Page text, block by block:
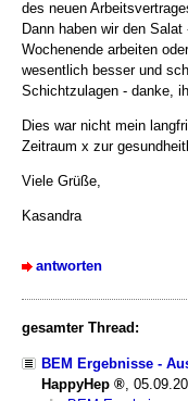
des neuen
Dann haben wir den
Wochenende arbeiten
wesentlich besser und
Schichtzulagen - danke,
Dies war nicht mein
Zeitraum x zur
Viele Grüße,
Kasandra
antworten
gesamter Thread:
BEM Ergebnisse -
HappyHep